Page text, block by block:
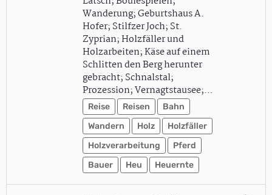
Wanderung; Geburtshaus A.
Hofer; Stilfzer Joch; St.
Zyprian; Holzfäller und
Holzarbeiten; Käse auf einem
Schlitten den Berg herunter
gebracht; Schnalstal;
Prozession; Vernagtstausee;…
Reise Reisen
Bahn
Wandern
Holz
Holzfäller
Holzverarbeitung
Pferd
Bauer
Heu Heuernte